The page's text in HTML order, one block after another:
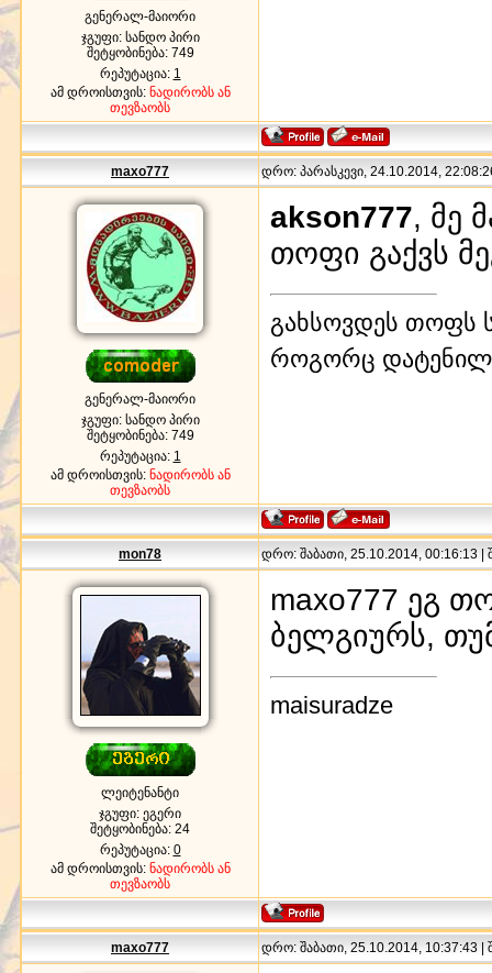
გენერალ-მაიორი
ჯგუფი: სანდო პირი
შეტყობინება: 749
რეპუტაცია: 1
ამ დროისთვის: ნადირობს ან
თევზაობს
maxo777 დრო: პარასკევი, 24.10.2014,
გენერალ-მაიორი
ჯგუფი: სანდო პირი
შეტყობინება: 749
რეპუტაცია: 1
ამ დროისთვის: ნადირობს ან
თევზაობს
akson777, მე
თოფი გაქვს
გახსოვდეს თოფს
როგორც
mon78 დრო: შაბათი, 25.10.2014, 00:16:13 |
ლეიტენანტი
ჯგუფი: ეგერი
შეტყობინება: 24
რეპუტაცია: 0
ამ დროისთვის: ნადირობს ან
თევზაობს
maxo777 ეგ
ბელგიურს,
maisuradze
maxo777 დრო: შაბათი, 25.10.2014, 10:37:43 |